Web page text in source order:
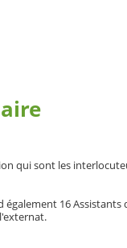
qui sont les
16 Assistants